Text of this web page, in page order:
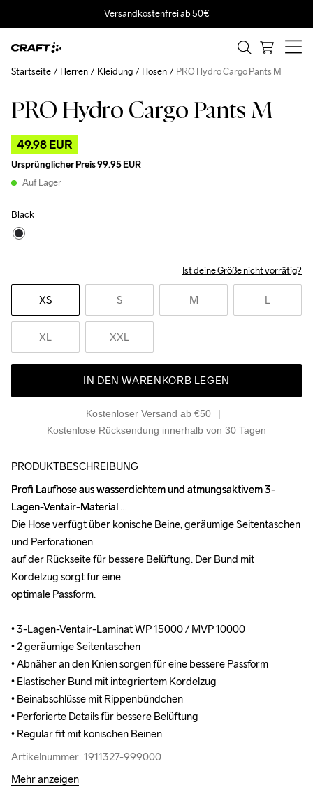
Versandkostenfrei ab 50€
PRO Hydro Cargo Pants M
49.98 EUR
Ursprünglicher Preis99.95 EUR
Auf Lager
Black
Ist deine Größe nicht vorrätig?
XS S M L
XL XXL
IN DEN WARENKORB LEGEN
Kostenloser Versand ab €50
Kostenlose Rücksendung innerhalb von 30 Tagen
Startseite Herren Kleidung Hosen PRO Hydro Cargo Pants M
Outlet
PRODUKTBESCHREIBUNG
Profi Laufhose aus wasserdichtem und atmungsaktivem 3-
Lagen-Ventair-Material.
Die Hose verfügt über konische Beine, geräumige Seitentaschen
und Perforationen
auf der Rückseite für bessere Belüftung. Der Bund mit
Kordelzug sorgt für eine
optimale Passform.
• 3-Lagen-Ventair-Laminat WP 15000 / MVP 10000
• 2 geräumige Seitentaschen
• Abnäher an den Knien sorgen für eine bessere Passform
• Elastischer Bund mit integriertem Kordelzug
• Beinabschlüsse mit Rippenbündchen
• Perforierte Details für bessere Belüftung
• Regular fit mit konischen Beinen
Artikelnummer: 1911327-999000
Profi Laufhose aus wasserdichtem und atmungsaktivem 3-
Lagen-Ventair-Material.
Die Hose verfügt über konische Beine, geräumige Seitentaschen
und Perforationen
auf der Rückseite für bessere Belüftung. Der Bund mit
Kordelzug sorgt für eine
optimale Passform.
• 3-Lagen-Ventair-Laminat WP 15000 / MVP 10000
• 2 geräumige Seitentaschen
• Abnäher an den Knien sorgen für eine bessere Passform
• Elastischer Bund mit integriertem Kordelzug
• Beinabschlüsse mit Rippenbündchen
• Perforierte Details für bessere Belüftung
• Regular fit mit konischen Beinen
Artikelnummer: 1911327-999000
Mehr anzeigen